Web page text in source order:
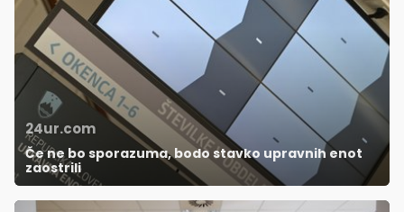
24ur.com
Če ne bo sporazuma, bodo stavko upravnih enot
zaostrili